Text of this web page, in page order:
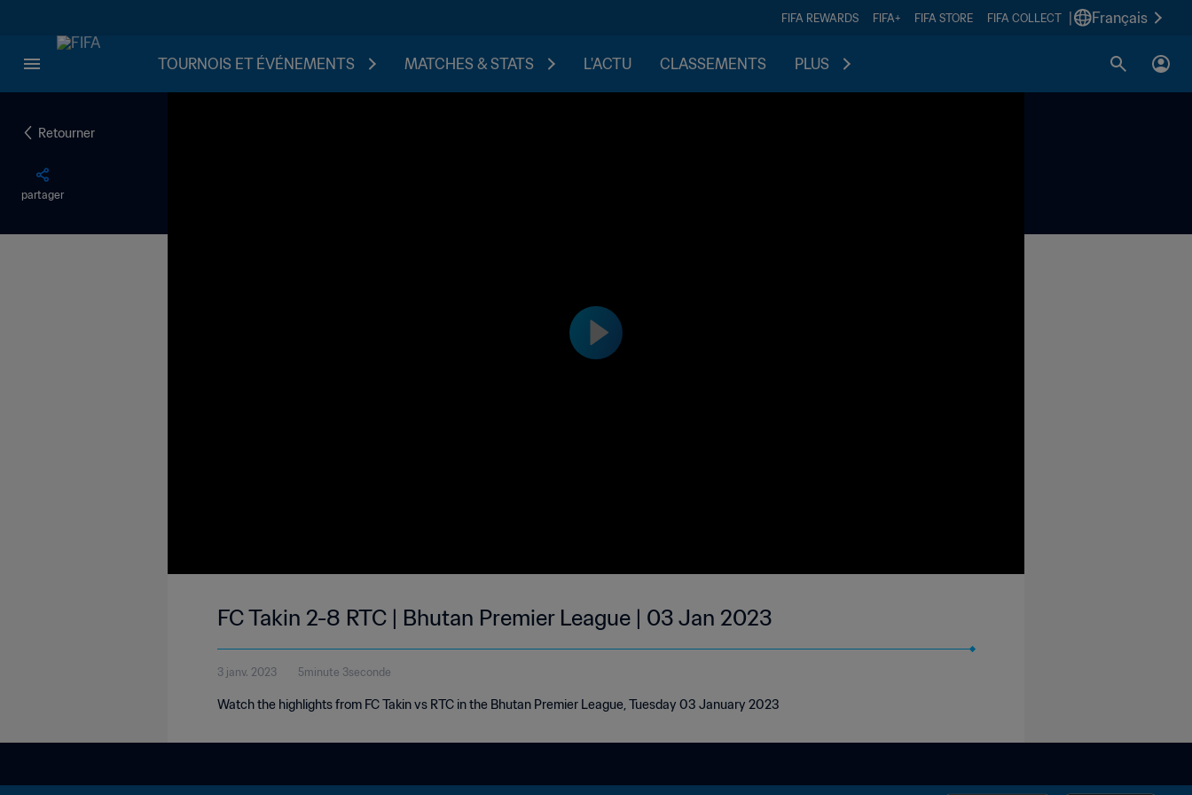
FIFA REWARDS FIFA+ FIFA STORE FIFA COLLECT Français
TOURNOIS ET ÉVÉNEMENTS MATCHES & STATS L'ACTU CLASSEMENTS PLUS
Retourner
partager
FC Takin 2-8 RTC | Bhutan Premier League | 03 Jan 2023
3 janv. 2023 5minute 3seconde
Watch the highlights from FC Takin vs RTC in the Bhutan Premier League, Tuesday 03 January 2023